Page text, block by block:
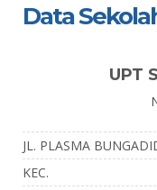
Data
UPT
JL. PLASMA
KEC.